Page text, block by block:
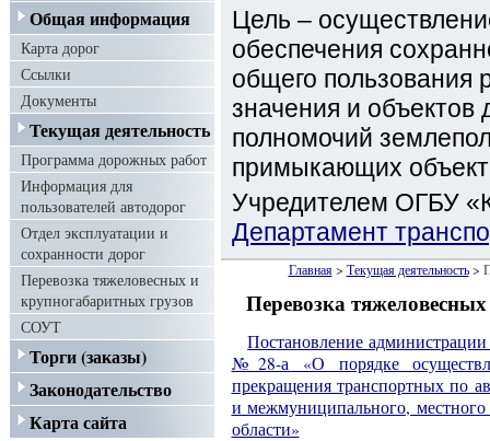
Общая информация
Карта дорог
Ссылки
Документы
Текущая деятельность
Программа дорожных работ
Информация для
пользователей автодорог
Отдел эксплуатации и
сохранности дорог
Перевозка тяжеловесных и
крупногабаритных грузов
СОУТ
Торги (заказы)
Законодательство
Карта сайта
Цель –
обеспечения
общего пользования
значения и объектов
полномочий
примыкающих
Учредителем ОГБУ
Департамент
Главная> Текущая деятельность>
Перевозка
Постановление
№28-а «О порядке
прекращения транспортных по
и межмуниципального,
области»